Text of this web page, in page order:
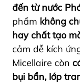
đến từ nước
phẩm không
hay chất tạo
cảm dễ kích
Micellaire còn
bụi bẩn, lớp